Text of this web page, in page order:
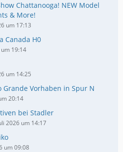
Chattanooga! NEW Model
& More!
um 17:13
Canada H0
19:14
um 14:25
Vorhaben in Spur N
20:14
bei Stadler
2026 um 14:17
um 09:08